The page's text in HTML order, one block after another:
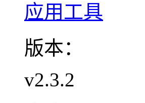
应用工具
版本：
v2.3.2